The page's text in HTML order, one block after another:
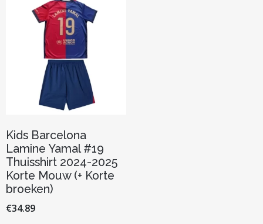
Kids Barcelona
Lamine Yamal #19
Thuisshirt 2024-2025
Korte Mouw (+ Korte
broeken)
€34.89